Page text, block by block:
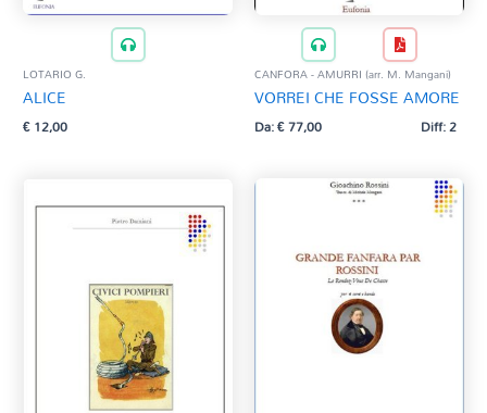
LOTARIO G.
ALICE
€12,00
CANFORA - AMURRI (arr. M. Mangani)
VORREI CHE FOSSE AMORE
Da:€77,00 Diff: 2